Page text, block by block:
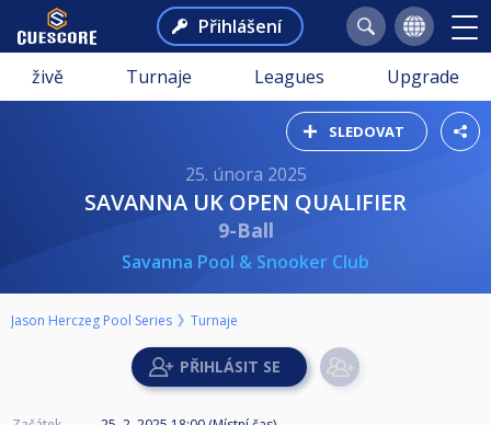
Přihlášení
živě Turnaje Leagues Upgrade
SLEDOVAT
25. února 2025
SAVANNA UK OPEN QUALIFIER
9-Ball
Savanna Pool & Snooker Club
Jason Herczeg Pool Series Turnaje